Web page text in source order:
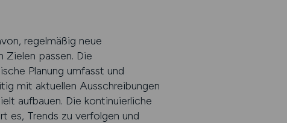
regelmäßig neue
Zielen passen. Die
Planung umfasst und
mit aktuellen Ausschreibungen
aufbauen. Die kontinuierliche
es, Trends zu verfolgen und